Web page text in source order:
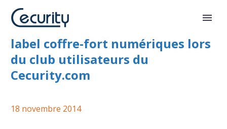
Intervention de la CNIL sur son
label coffre-fort numériques lors
du club utilisateurs du
Cecurity.com
18 novembre 2014